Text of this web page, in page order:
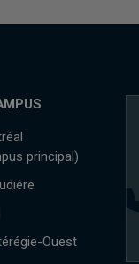
principal)
Ouest